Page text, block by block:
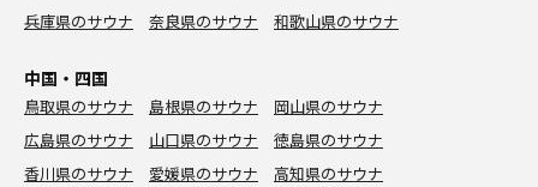
兵庫県のサウナ
奈良県のサウナ 和歌山県のサウナ
中国・四国
鳥取県のサウナ 島根県のサウナ
岡山県のサウナ
広島県のサウナ
山口県のサウナ
徳島県のサウナ
香川県のサウナ
愛媛県のサウナ 高知県のサウナ